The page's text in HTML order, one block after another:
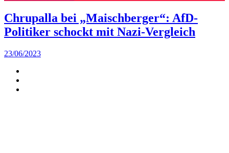
Chrupalla bei „Maischberger“: AfD-
Politiker schockt mit Nazi-Vergleich
23/06/2023